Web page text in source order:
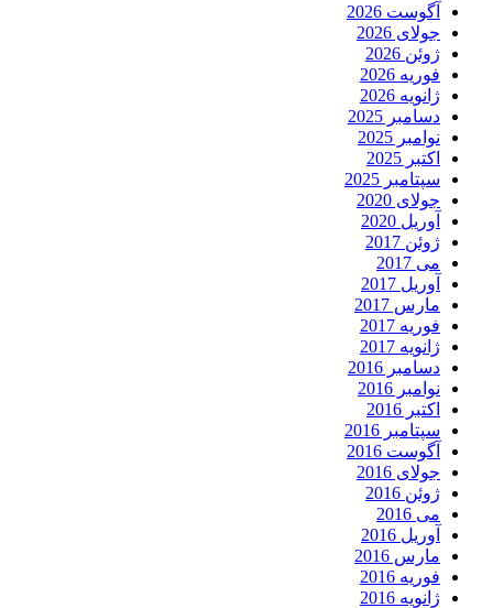
آگوست 2026
جولای 2026
ژوئن 2026
فوریه 2026
ژانویه 2026
دسامبر 2025
نوامبر 2025
اکتبر 2025
سپتامبر 2025
جولای 2020
آوریل 2020
ژوئن 2017
می 2017
آوریل 2017
مارس 2017
فوریه 2017
ژانویه 2017
دسامبر 2016
نوامبر 2016
اکتبر 2016
سپتامبر 2016
آگوست 2016
جولای 2016
ژوئن 2016
می 2016
آوریل 2016
مارس 2016
فوریه 2016
ژانویه 2016